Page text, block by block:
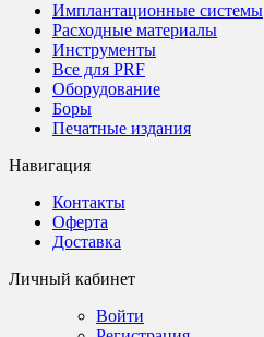
Имплантационные системы
Расходные материалы
Инструменты
Все для PRF
Оборудование
Боры
Печатные издания
Навигация
Контакты
Оферта
Доставка
Личный кабинет
Войти